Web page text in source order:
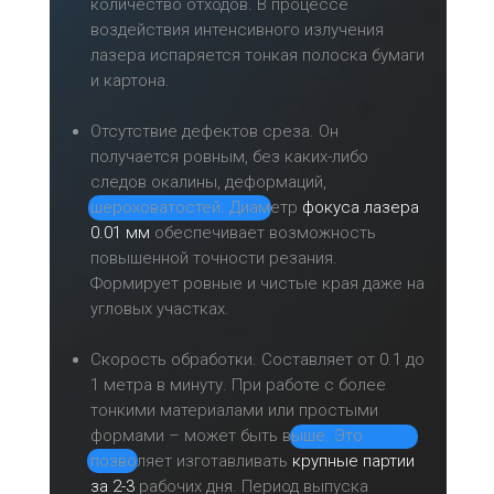
руб.
215
руб.
180 руб. 140 руб.
количество отходов. В процессе
воздействия интенсивного излучения
лазера испаряется тонкая полоска бумаги
и картона.
Отсутствие дефектов среза. Он
получается ровным, без каких-либо
следов окалины, деформаций,
шероховатостей. Диаметр фокуса лазера
0.01 мм обеспечивает возможность
повышенной точности резания.
Формирует ровные и чистые края даже на
угловых участках.
Скорость обработки. Составляет от 0.1 до
1 метра в минуту. При работе с более
тонкими материалами или простыми
формами – может быть выше. Это
позволяет изготавливать крупные партии
за 2-3 рабочих дня. Период выпуска